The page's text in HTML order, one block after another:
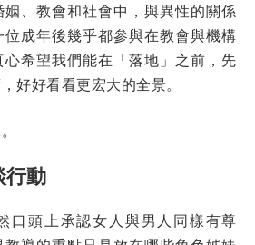
、教會和社會中，與異性的關係
成年後幾乎都參與在教會與機構
希望我們能在「落地」之前，先
好好看看更宏大的全景。
行動
口頭上承認女人與男人同樣有尊